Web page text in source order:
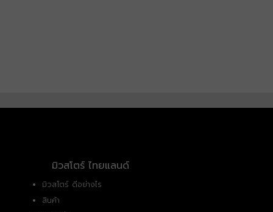
มิวสโตร์ ไทยแลนด์
มิวสโตร์ ดีอย่างไร
สินค้า